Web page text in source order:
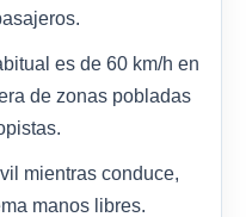
es de 60 km/h en
de zonas pobladas
mientras conduce,
manos libres.